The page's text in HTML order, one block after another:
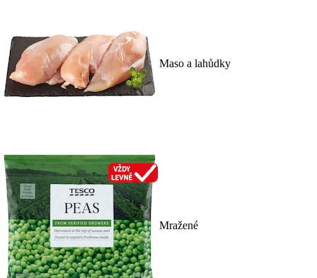
Maso a lahůdky
Mražené